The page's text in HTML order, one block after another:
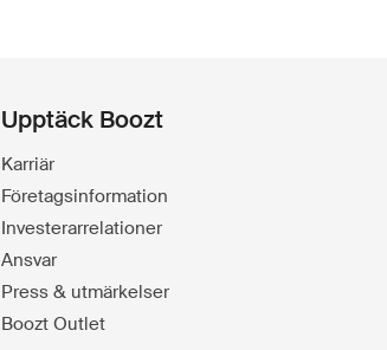
Upptäck Boozt
Karriär
Företagsinformation
Investerarrelationer
Ansvar
Press & utmärkelser
Boozt Outlet